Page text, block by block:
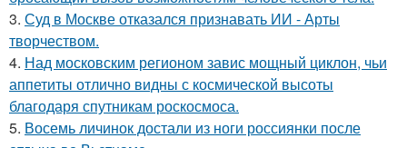
3. Суд в Москве отказался признавать ИИ - Арты
творчеством.
4. Над московским регионом завис мощный циклон, чьи
аппетиты отлично видны с космической высоты
благодаря спутникам роскосмоса.
5. Восемь личинок достали из ноги россиянки после